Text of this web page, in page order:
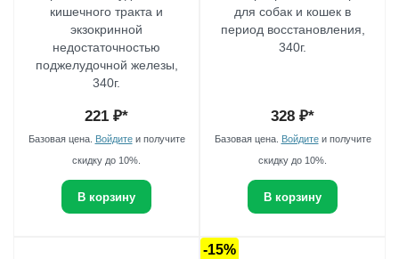
кишечного тракта и
экзокринной
недостаточностью
поджелудочной железы,
340г.
221 ₽*
Базовая цена. Войдитеи получите
скидку до 10%.
В корзину
для собак и кошек в
период восстановления,
340г.
328 ₽*
Базовая цена. Войдитеи получите
скидку до 10%.
В корзину
-15%